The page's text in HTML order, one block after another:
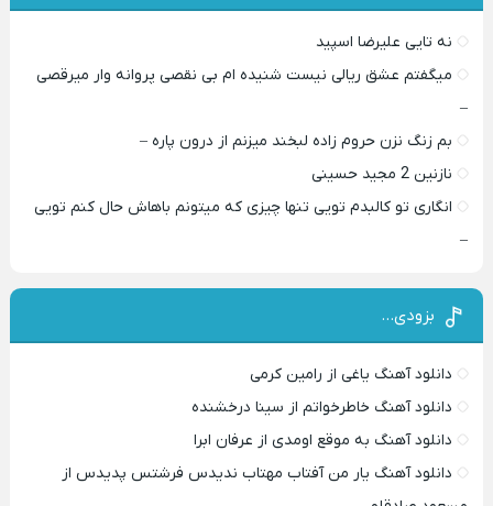
نه تایی علیرضا اسپید
میگفتم عشق ریالی نیست شنیده ام بی نقصی پروانه وار میرقصی
–
بم زنگ نزن حروم زاده لبخند میزنم از درون پاره –
نازنین 2 مجید حسینی
انگاری تو کالبدم تویی تنها چیزی که میتونم باهاش حال کنم تویی
–
بزودی…
دانلود آهنگ یاغی از رامین کرمی
دانلود آهنگ خاطرخواتم از سینا درخشنده
دانلود آهنگ به موقع اومدی از عرفان ابرا
دانلود آهنگ یار من آفتاب مهتاب ندیدس فرشتس پدیدس از